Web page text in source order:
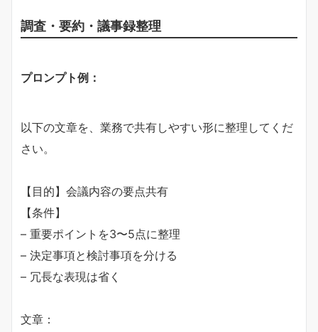
調査・要約・議事録整理
​プロンプト例：​
以下の文章を、業務で共有しやすい形に整理してくだ
さい。
【目的】会議内容の要点共有
【条件】
– 重要ポイントを3〜5点に整理
– 決定事項と検討事項を分ける
– 冗長な表現は省く
文章：